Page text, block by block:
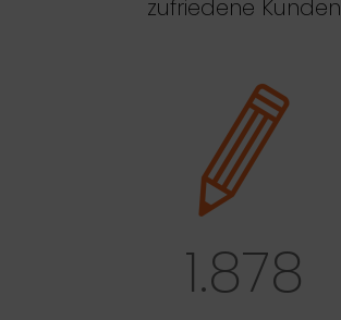
zufriedene Kunden
1.878